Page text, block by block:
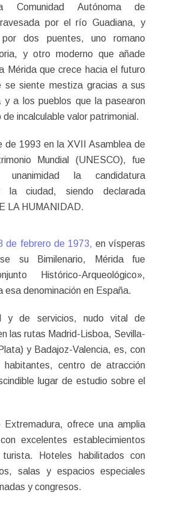
Autónoma de
por el río Guadiana, y
dos puentes, uno romano
y otro moderno que añade
Mérida que crece hacia el futuro
se siente mestiza gracias a sus
y a los pueblos que la pasearon
incalculable valor patrimonial.
de 1993 en la XVII Asamblea de
Mundial (UNESCO), fue
la candidatura
la ciudad, siendo declarada
LA HUMANIDAD.
de febrero de 1973, en vísperas
su Bimilenario, Mérida fue
Histórico-Arqueológico»,
esa denominación en España.
y de servicios, nudo vital de
las rutas Madrid-Lisboa, Sevilla-
y Badajoz-Valencia, es, con
centro de atracción
lugar de estudio sobre el
ofrece una amplia
excelentes establecimientos
Hoteles habilitados con
salas y espacios especiales
y congresos.